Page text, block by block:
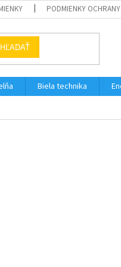
PODMIENKY OCHRANY
HĽADAŤ
Biela technika